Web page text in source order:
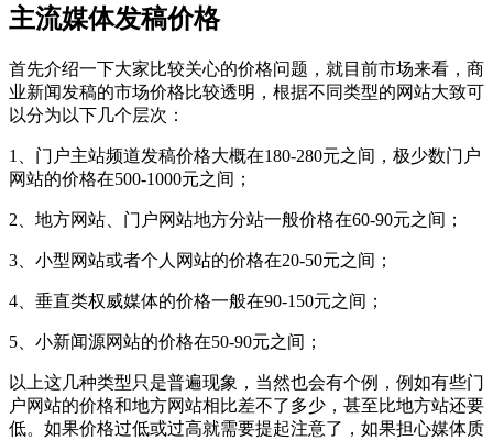
主流媒体发稿价格
首先介绍一下大家比较关心的价格问题，就目前市场来看，商
业新闻发稿的市场价格比较透明，根据不同类型的网站大致可
以分为以下几个层次：
1、门户主站频道发稿价格大概在180-280元之间，极少数门户
网站的价格在500-1000元之间；
2、地方网站、门户网站地方分站一般价格在60-90元之间；
3、小型网站或者个人网站的价格在20-50元之间；
4、垂直类权威媒体的价格一般在90-150元之间；
5、小新闻源网站的价格在50-90元之间；
以上这几种类型只是普遍现象，当然也会有个例，例如有些门
户网站的价格和地方网站相比差不了多少，甚至比地方站还要
低。如果价格过低或过高就需要提起注意了，如果担心媒体质